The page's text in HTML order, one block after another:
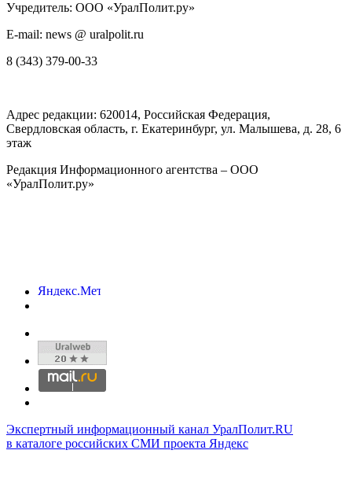
Учредитель: ООО «УралПолит.ру»
E-mail: news @ uralpolit.ru
8 (343) 379-00-33
Адрес редакции: 620014, Российская Федерация,
Свердловская область, г. Екатеринбург, ул. Малышева, д. 28, 6
этаж
Редакция Информационного агентства – ООО
«УралПолит.ру»
Экспертный информационный канал УралПолит.RU
в каталоге российских СМИ проекта Яндекс